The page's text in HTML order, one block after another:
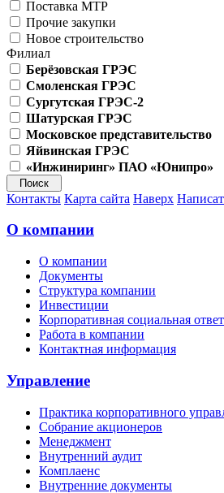
Поставка МТР
Прочие закупки
Новое строительство
Филиал
Берёзовская ГРЭС
Смоленская ГРЭС
Сургутская ГРЭС-2
Шатурская ГРЭС
Московское представительство
Яйвинская ГРЭС
«Инжиниринг» ПАО «Юнипро»
Контакты Карта сайта Наверх
О компании
О компании
Документы
Структура компании
Инвестиции
Корпоративная социальная
Работа в компании
Контактная информация
Управление
Практика корпоративного
Собрание акционеров
Менеджмент
Внутренний аудит
Комплаенс
Внутренние документы